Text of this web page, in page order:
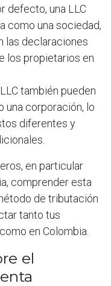
defecto, una LLC
como una sociedad,
las declaraciones
los propietarios en
también pueden
una corporación, lo
diferentes y
en particular
comprender esta
de tributación
tanto tus
en Colombia.
el